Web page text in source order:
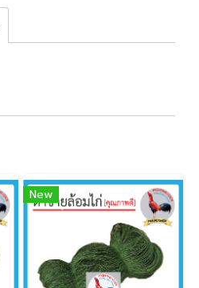
New